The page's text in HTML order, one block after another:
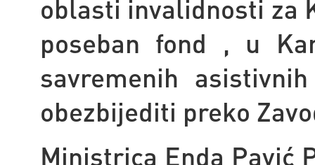
oblasti invalidnosti za
poseban fond , u
savremenih
obezbijediti preko
Ministrica Enda Pavić